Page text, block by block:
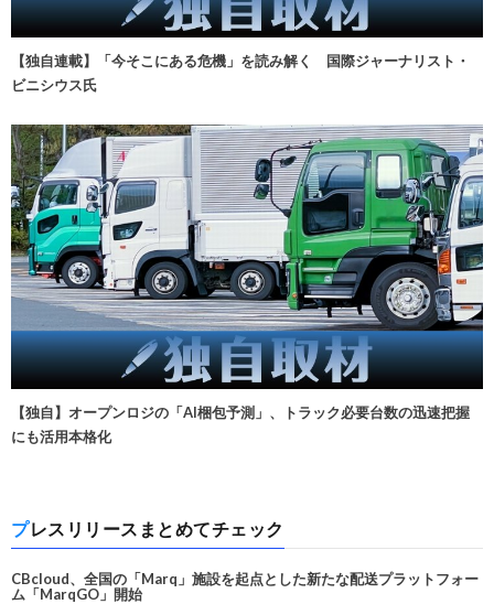
【独自連載】「今そこにある危機」を読み解く 国際ジャーナリスト・
ビニシウス氏
【独自】オープンロジの「AI梱包予測」、トラック必要台数の迅速把握
にも活用本格化
プレスリリースまとめてチェック
CBcloud、全国の「Marq」施設を起点とした新たな配送プラットフォー
ム「MarqGO」開始